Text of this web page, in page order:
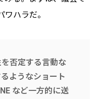
ハラだ。
否定する言動な
ようなショート
など一方的に送